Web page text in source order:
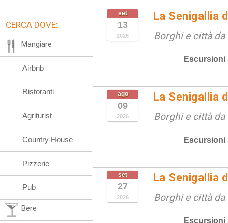
set
13
2026
La Senigallia
Borghi e città
Escursioni
ago
09
2026
La Senigallia
Borghi e città
Escursioni
set
27
2026
La Senigallia
Borghi e città
Escursioni
CERCA DOVE:
Mangiare
Airbnb
Ristoranti
Agriturist
Country House
Pizzerie
Pub
Bere